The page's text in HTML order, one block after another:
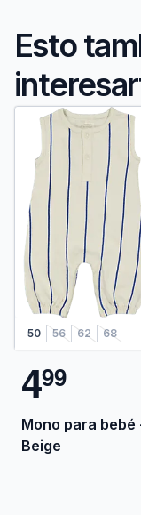
Esto
50 56 62 68
499
Mono para bebé
Beige